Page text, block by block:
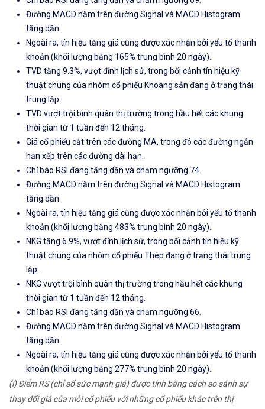
Đường MACD nằm trên đường Signal và MACD Histogram
tăng dần.
Ngoài ra, tín hiệu tăng giá cũng được xác nhận bởi yếu tố thanh
khoản (khối lượng bằng 165% trung bình 20 ngày).
TVD tăng 9.3%, vượt đỉnh lịch sử, trong bối cảnh tín hiệu kỹ
thuật chung của nhóm cổ phiếu Khoáng sản đang ở trạng thái
trung lập.
TVD vượt trội bình quân thị trường trong hầu hết các khung
thời gian từ 1 tuần đến 12 tháng.
Giá cổ phiếu cắt trên các đường MA, trong đó các đường ngắn
hạn xếp trên các đường dài hạn.
Chỉ báo RSI đang tăng dần và chạm ngưỡng 74.
Đường MACD nằm trên đường Signal và MACD Histogram
tăng dần.
Ngoài ra, tín hiệu tăng giá cũng được xác nhận bởi yếu tố thanh
khoản (khối lượng bằng 483% trung bình 20 ngày).
NKG tăng 6.9%, vượt đỉnh lịch sử, trong bối cảnh tín hiệu kỹ
thuật chung của nhóm cổ phiếu Thép đang ở trạng thái trung
lập.
NKG vượt trội bình quân thị trường trong hầu hết các khung
thời gian từ 1 tuần đến 12 tháng.
Chỉ báo RSI đang tăng dần và chạm ngưỡng 66.
Đường MACD nằm trên đường Signal và MACD Histogram
tăng dần.
Ngoài ra, tín hiệu tăng giá cũng được xác nhận bởi yếu tố thanh
khoản (khối lượng bằng 277% trung bình 20 ngày).
(i) Điểm RS (chỉ số sức mạnh giá) được tính bằng cách so sánh sự
thay đổi giá của mỗi cổ phiếu với những cổ phiếu khác trên thị